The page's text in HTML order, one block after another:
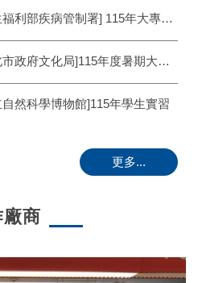
[衛生福利部疾病管制署] 115年大專院校學生暑期實習
[新北市政府文化局]115年度暑期大專院校學生實習計畫
自然科學博物館]115年學生實習
更多...
商